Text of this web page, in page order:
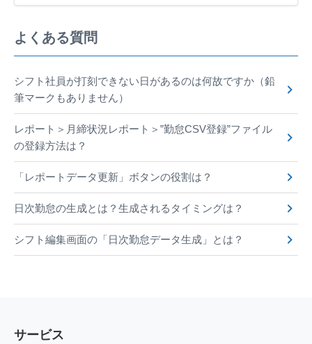
よくある質問
シフト社員が打刻できない日があるのは何故ですか（鉛
筆マークもありません）
レポート＞月締状況レポート＞”勤怠CSV登録”ファイル
の登録方法は？
「レポートデータ更新」ボタンの役割は？
日次勤怠の生成とは？生成されるタイミングは？
シフト編集画面の「日次勤怠データ生成」とは？
サービス